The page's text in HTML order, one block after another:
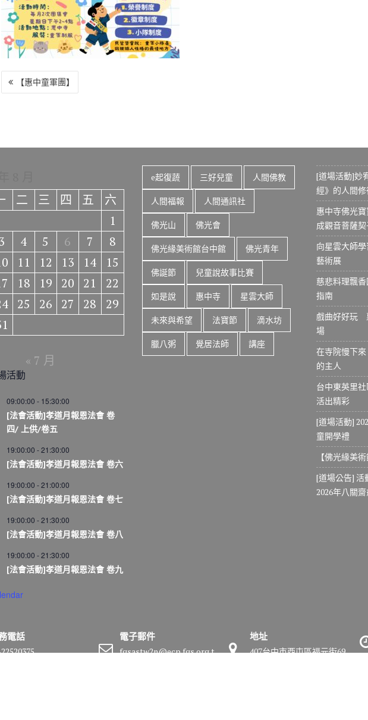
文
章
【惠中童軍團】
二 三 四 五
六
1
4 5 6 7
8
11 12 13 14
15
18 19 20 21
22
25 26 27 28
29
« 7 月
活動
09:00:00 - 15:30:00
[法會活動]孝道月報恩法會 卷
四/ 上供/卷五
19:00:00 -21:30:00
[法會活動]孝道月報恩法會 卷六
19:00:00 -21:00:00
[法會活動]孝道月報恩法會 卷七
19:00:00 -21:30:00
[法會活動]孝道月報恩法會 卷八
19:00:00 -21:30:00
[法會活動]孝道月報恩法會 卷九
e起復蔬 三好兒童 人間佛教
人間福報 人間通訊社
佛光山 佛光會
佛光緣美術館台中館 佛光青年
佛誕節 兒童說故事比賽
如是說 惠中寺 星雲大師
未來與希望 法寶節 滴水坊
臘八粥 覺居法師 講座
[道場活動]妙
經》的人間
惠中寺佛光
成觀音菩薩
向星雲大師
藝術展
慈悲料理飄
指南
戲曲好好玩
場
在寺院慢下
的主人
台中東英里
活出精彩
[道場活動]
童開學禮
【佛光緣美
[道場公告] 活
2026年八關
電話
電子郵件
fgsastw2n@ecp.fgs.org.t
地址
407台中市西屯區福元街69